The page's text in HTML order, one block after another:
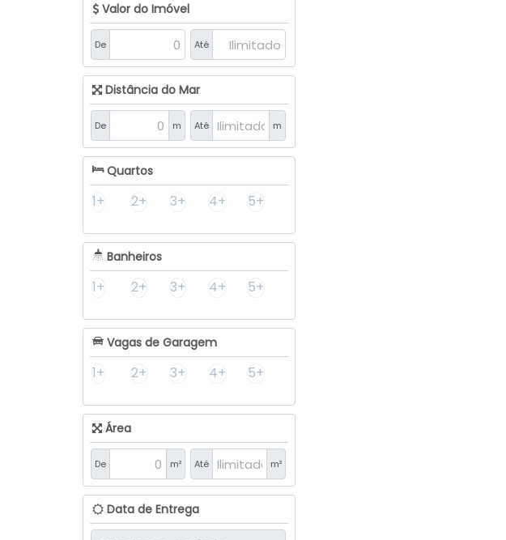
Valor do Imóvel
De Até
Distância do Mar
De m Até m
Quartos
1+ 2+ 3+ 4+ 5+
Banheiros
1+ 2+ 3+ 4+ 5+
Vagas de Garagem
1+ 2+ 3+ 4+ 5+
Área
De m² Até m²
Data de Entrega